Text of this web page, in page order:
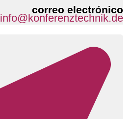
correo electrónico
info@konferenztechnik.de